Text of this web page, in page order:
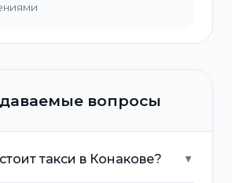
вопросы
такси в Конакове? ▼